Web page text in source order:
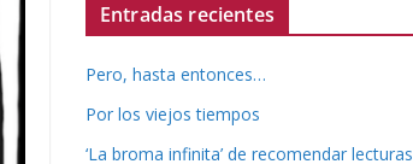
Entradas recientes
Pero, hasta entonces…
Por los viejos tiempos
‘La broma infinita’ de recomendar lecturas